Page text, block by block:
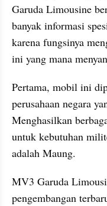
Garuda Limousine
banyak informasi
karena fungsinya
ini yang mana
Pertama, mobil ini
perusahaan negara
Menghasilkan
untuk kebutuhan
adalah Maung.
MV3 Garuda
pengembangan